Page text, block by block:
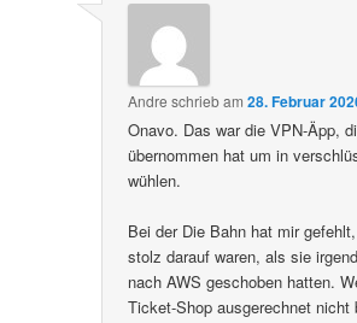
Andre schriebam28. Februar
Onavo. Das war die VPN-Äpp,
übernommen hat um in
wühlen.
Bei der Die Bahn hat mir
stolz darauf waren, als sie
nach AWS geschoben hatten.
Ticket-Shop ausgerechnet nicht